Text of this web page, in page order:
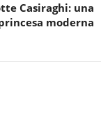
Casiraghi: una
moderna